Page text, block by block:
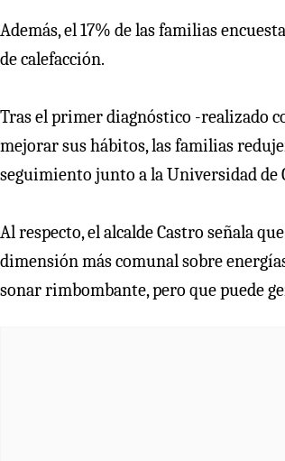
Además, el 17% de las familias
de calefacción.
Tras el primer diagnóstico -realizado
mejorar sus hábitos, las familias
seguimiento junto a la Universidad de
Al respecto, el alcalde Castro señala
dimensión más comunal sobre
sonar rimbombante, pero que puede